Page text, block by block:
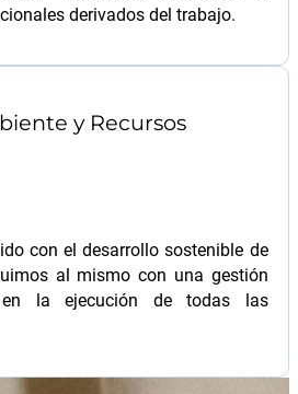
derivados del trabajo.
y Recursos
con el desarrollo sostenible de
al mismo con una gestión
en la ejecución de todas las